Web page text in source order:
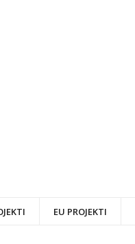
EU PROJEKTI